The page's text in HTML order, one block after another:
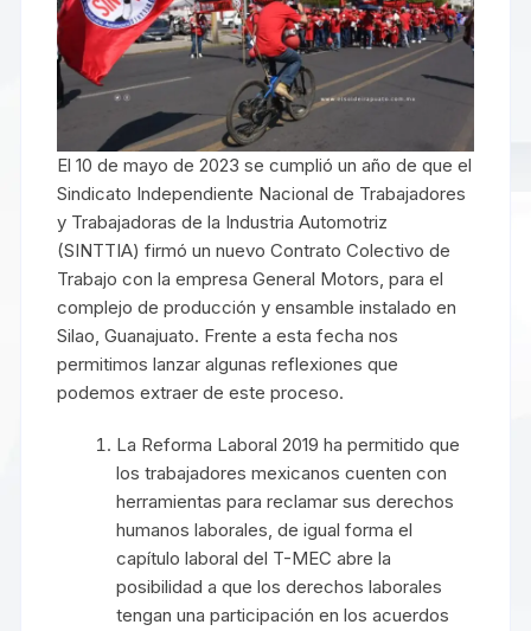
El 10 de mayo de 2023 se cumplió un año de que el
Sindicato Independiente Nacional de Trabajadores
y Trabajadoras de la Industria Automotriz
(SINTTIA) firmó un nuevo Contrato Colectivo de
Trabajo con la empresa General Motors, para el
complejo de producción y ensamble instalado en
Silao, Guanajuato. Frente a esta fecha nos
permitimos lanzar algunas reflexiones que
podemos extraer de este proceso.
La Reforma Laboral 2019 ha permitido que
los trabajadores mexicanos cuenten con
herramientas para reclamar sus derechos
humanos laborales, de igual forma el
capítulo laboral del T-MEC abre la
posibilidad a que los derechos laborales
tengan una participación en los acuerdos